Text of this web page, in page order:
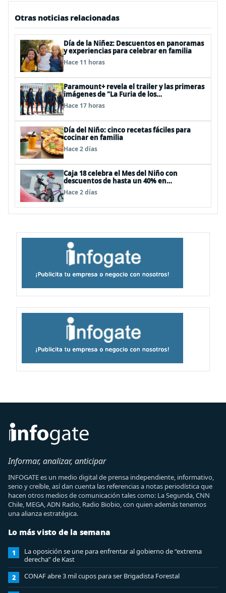
Otras noticias relacionadas
Día de la Niñez: Descuentos en panoramas
y experiencias para celebrar en familia
Hace 11 horas
Paramount+ revela el trailer y las primeras
imágenes de "La Furia de los
Thundermans"
Hace 17 horas
Día del Niño: cinco recetas fáciles para
cocinar en familia
Hace 2 días
Caja 18 celebra el Mes del Niño con
descuentos de hasta un 40% en
panoramas, cine, shows y streaming
Hace 2 días
Informar, analizar, anticipar
INFOGATE es un medio digital de prensa independiente, informativo,
serio y creíble, así dan cuenta las referencias a notas periodística que
hacen otros medios de comunicación tales como: La Segunda, CNN
Chile, MEGA, ADN Radio, Radio Biobio, con quien además tenemos
una alianza estratégica.
Lo más visto de la semana
1
La oposición se une para enfrentar al gobierno de “extrema
derecha” de Kast
2 CONAF abre 3 mil cupos para ser Brigadista Forestal